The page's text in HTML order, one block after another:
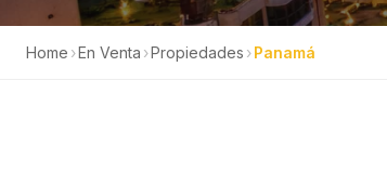
Home ›En Venta ›Propiedades ›Panamá